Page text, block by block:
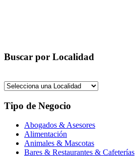
Buscar por Localidad
Tipo de Negocio
Abogados & Asesores
Alimentación
Animales & Mascotas
Bares & Restaurantes & Cafeterías